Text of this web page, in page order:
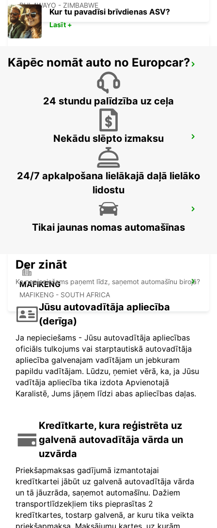
BULAWAYO - ZIMBABWE
GABORONE AIRPORT
GABORONE - BOTSWANA
WINDHOEK AIRPORT
WINDHOEK - NAMIBIA
MAFIKENG
MAFIKENG - SOUTH AFRICA
Kur tu pavadīsi brīvdienas ASV?
Lasīt +
Kāpēc nomāt auto no Europcar?
24 stundu palīdzība uz ceļa
Nekādu slēpto izmaksu
24/7 apkalpošana lielākajā daļā lielāko
lidostu
Tikai jaunas nomas automašīnas
Der zināt
Ko nepieciešams paņemt līdz, saņemot automašīnu birojā?
Jūsu autovadītāja apliecība
(derīga)
Ja nepieciešams - Jūsu autovadītāja apliecības
oficiāls tulkojums vai starptautiskā autovadītāja
apliecība galvenajam vadītājam un jebkuram
papildu vadītājam. Lūdzu, ņemiet vērā, ka, ja Jūsu
vadītāja apliecība tika izdota Apvienotajā
Karalistē, Jums jāņem līdzi abas apliecības daļas.
Kredītkarte, kura reģistrēta uz
galvenā autovadītāja vārda un
uzvārda
Priekšapmaksas gadījumā izmantotajai
kredītkartei jābūt uz galvenā autovadītāja vārda
un tā jāuzrāda, saņemot automašīnu. Dažiem
transportlīdzekļiem tiks pieprasītas 2
kredītkartes, tostarp galvenā, ar kuru tika veikta